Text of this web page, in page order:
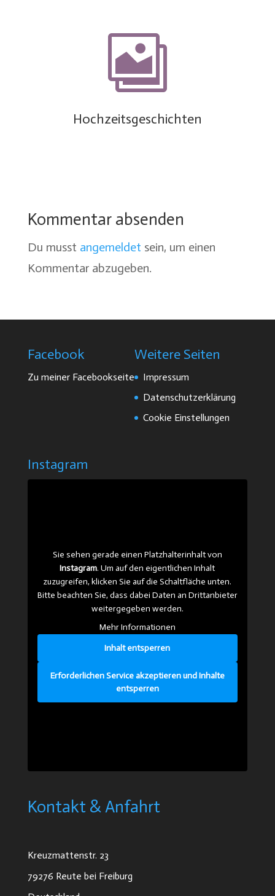

Hochzeitsgeschichten
Kommentar absenden
Du musst angemeldet sein, um einen
Kommentar abzugeben.
Facebook
Zu meiner Facebookseite
Weitere Seiten
Impressum
Datenschutzerklärung
Cookie Einstellungen
Instagram
Sie sehen gerade einen Platzhalterinhalt von
Instagram. Um auf den eigentlichen Inhalt
zuzugreifen, klicken Sie auf die Schaltfläche unten.
Bitte beachten Sie, dass dabei Daten an Drittanbieter
weitergegeben werden.
Mehr Informationen
Inhalt entsperren
Erforderlichen Service akzeptieren und Inhalte
entsperren
Kontakt & Anfahrt
Kreuzmattenstr. 23
79276 Reute bei Freiburg